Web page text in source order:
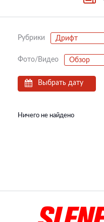
Рубрики Дрифт
Фото/Видео Обзор
Выбрать дату
Ничего не найдено